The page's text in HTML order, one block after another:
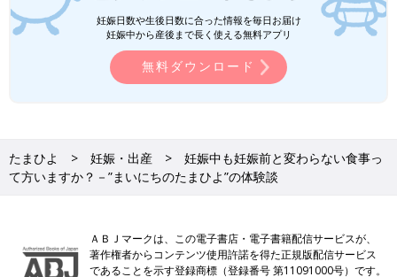
妊娠日数や生後日数に合った情報を毎日お届け
妊娠中から産後まで長く使える無料アプリ
無料ダウンロード
たまひよ 妊娠・出産
妊娠中も妊娠前と変わらない食事っ
て方いますか？－”まいにちのたまひよ”の体験談
ＡＢＪマークは、この電子書店・電子書籍配信サービスが、
著作権者からコンテンツ使用許諾を得た正規版配信サービス
であることを示す登録商標（登録番号 第11091000号）です。